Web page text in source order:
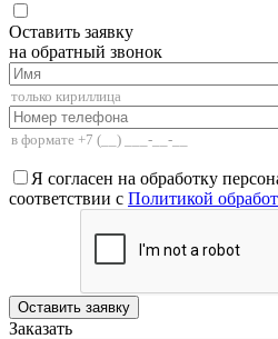
Оставить заявку
на обратный звонок
Я согласен на обработку
соответствии с Политикой
Заказать